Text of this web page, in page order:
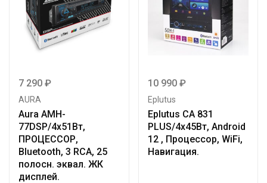
7 290 ₽
AURA
Aura AMH-
77DSP/4х51Вт,
ПРОЦЕССОР,
Bluetooth, 3 RCA, 25
полосн. эквал. ЖК
дисплей.
10 990 ₽
Eplutus
Eplutus CA 831
PLUS/4х45Вт, Android
12 , Процессор, WiFi,
Навигация.